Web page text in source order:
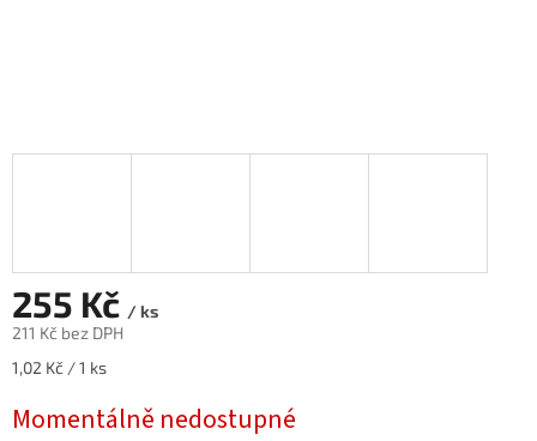
255 Kč / ks
211 Kč bez DPH
Měrná
1,02 Kč / 1 ks
Momentálně nedostupné